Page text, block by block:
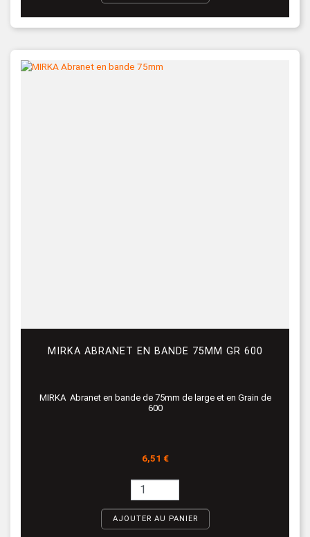
MIRKA ABRANET EN BANDE 75MM GR 600
MIRKA Abranet en bande de 75mm de large et en Grain de
600
Prix
6,51 €
AJOUTER AU PANIER